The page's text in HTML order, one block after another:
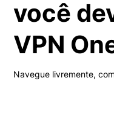
você
VPN
Navegue livremente,